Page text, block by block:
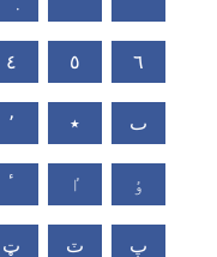
٤ ٥ ٦
٬ ٭ ٮ
ٴ ٵ ٶ
ټ ٽ پ